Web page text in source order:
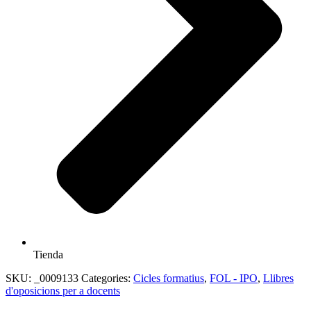
Tienda
SKU:
_0009133 Categories: Cicles formatius, FOL - IPO, Llibres
d'oposicions per a docents